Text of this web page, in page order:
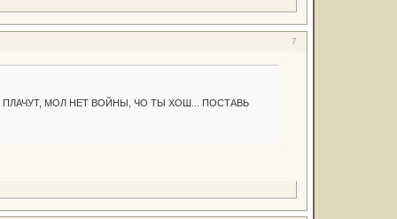
7
МОЛ НЕТ ВОЙНЫ, ЧО ТЫ ХОШ... ПОСТАВЬ